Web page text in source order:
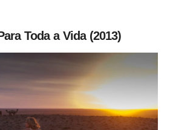
Toda a Vida (2013)